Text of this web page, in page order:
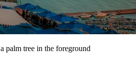
palm tree in the foreground